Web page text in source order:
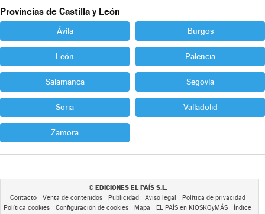
Provincias de Castilla y León
Ávila Burgos
León Palencia
Salamanca Segovia
Soria Valladolid
Zamora
© EDICIONES EL PAÍS S.L.
Contacto Venta de contenidos Publicidad Aviso legal
Política de privacidad
Política cookies
Configuración de cookies Mapa EL PAÍS en KIOSKOyMÁS Índice